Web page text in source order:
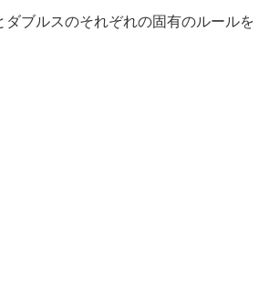
ダブルスのそれぞれの固有のルールを